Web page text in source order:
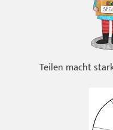
Teilen macht